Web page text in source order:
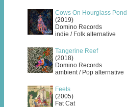
Cows On Hourglass Pond
(2019)
Domino Records
indie / Folk alternative
Tangerine Reef
(2018)
Domino Records
ambient / Pop alternative
Feels
(2005)
Fat Cat